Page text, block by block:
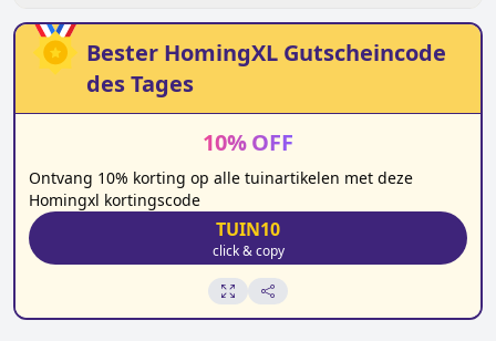
indient en andere kopers helpt besparen.
Bester HomingXL Gutscheincode
des Tages
10%OFF
Ontvang 10% korting op alle tuinartikelen met deze
Homingxl kortingscode
TUIN10
click & copy